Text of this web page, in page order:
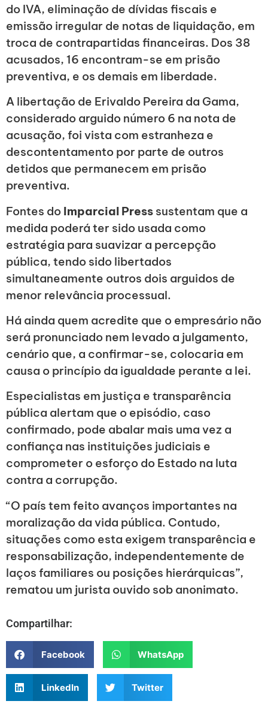
do IVA, eliminação de dívidas fiscais e
emissão irregular de notas de liquidação, em
troca de contrapartidas financeiras. Dos 38
acusados, 16 encontram-se em prisão
preventiva, e os demais em liberdade.
A libertação de Erivaldo Pereira da Gama,
considerado arguido número 6 na nota de
acusação, foi vista com estranheza e
descontentamento por parte de outros
detidos que permanecem em prisão
preventiva.
Fontes do Imparcial Press sustentam que a
medida poderá ter sido usada como
estratégia para suavizar a percepção
pública, tendo sido libertados
simultaneamente outros dois arguidos de
menor relevância processual.
Há ainda quem acredite que o empresário não
será pronunciado nem levado a julgamento,
cenário que, a confirmar-se, colocaria em
causa o princípio da igualdade perante a lei.
Especialistas em justiça e transparência
pública alertam que o episódio, caso
confirmado, pode abalar mais uma vez a
confiança nas instituições judiciais e
comprometer o esforço do Estado na luta
contra a corrupção.
“O país tem feito avanços importantes na
moralização da vida pública. Contudo,
situações como esta exigem transparência e
responsabilização, independentemente de
laços familiares ou posições hierárquicas”,
rematou um jurista ouvido sob anonimato.
Compartilhar:
Facebook WhatsApp
LinkedIn Twitter